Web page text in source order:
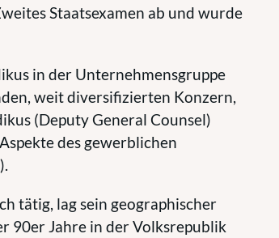
Staatsexamen ab und wurde
in der Unternehmensgruppe
weit diversifizierten Konzern,
(Deputy General Counsel)
des gewerblichen
tätig, lag sein geographischer
90er Jahre in der Volksrepublik